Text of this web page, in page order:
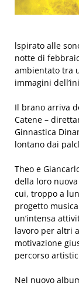
lspirato alle
notte di
ambientato tra
immagini
Il brano arriva
Catene –
Ginnastica
lontano dai
Theo e
della loro
cui, troppo a
progetto
un’intensa
lavoro per altri
motivazione
percorso
Nel nuovo